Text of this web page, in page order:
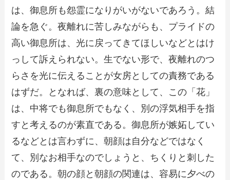
は、御息所も怨霊になりがいがないであろう。結
論を急ぐ。夜離れに苦しみながらも、プライドの
高い御息所は、光に戻ってきてほしいなどとはけ
っして訴えられない。生でない形で、夜離れのつ
らさを光に伝えることが女房としての責務である
はずだ。となれば、裏の意味として、この「花」
は、中将でも御息所でもなく、別の浮気相手を指
すと考えるのが素直である。御息所が嫉妬してい
るなどとは言わずに、朝顔は自分などではなく
て、別なお相手なのでしょうと、ちくりと刺した
のである。朝の顔と朝顔の関連は、容易に夕べの